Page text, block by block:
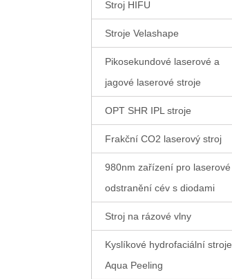
Stroj HIFU
Stroje Velashape
Pikosekundové laserové a
jagové laserové stroje
OPT SHR IPL stroje
Frakční CO2 laserový stroj
980nm zařízení pro laserové
odstranění cév s diodami
Stroj na rázové vlny
Kyslíkové hydrofaciální stroje
Aqua Peeling